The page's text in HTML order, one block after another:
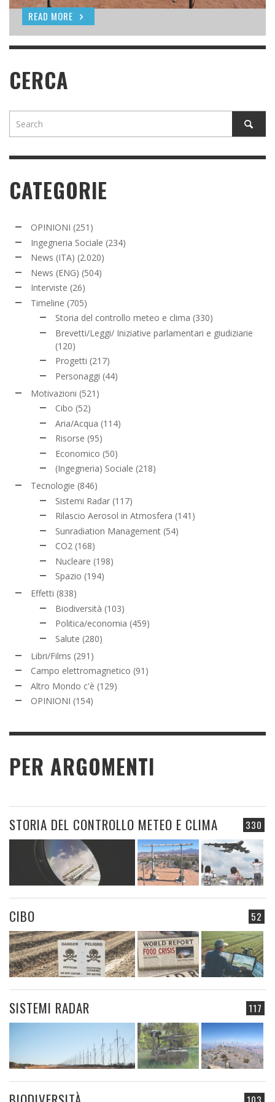
READ MORE
READ MORE
CERCA
CATEGORIE
OPINIONI (251)
Ingegneria Sociale (234)
News (ITA) (2.020)
News (ENG) (504)
Interviste (26)
Timeline (705)
Storia del controllo meteo e clima (330)
Brevetti/Leggi/ Iniziative parlamentari e giudiziarie
(120)
Progetti (217)
Personaggi (44)
Motivazioni (521)
Cibo (52)
Aria/Acqua (114)
Risorse (95)
Economico (50)
(Ingegneria) Sociale (218)
Tecnologie (846)
Sistemi Radar (117)
Rilascio Aerosol in Atmosfera (141)
Sunradiation Management (54)
CO2 (168)
Nucleare (198)
Spazio (194)
Effetti (838)
Biodiversità (103)
Politica/economia (459)
Salute (280)
Libri/Films (291)
Campo elettromagnetico (91)
Altro Mondo c'è (129)
OPINIONI (154)
PER ARGOMENTI
330
STORIA DEL CONTROLLO METEO E CLIMA
52
CIBO
117
SISTEMI RADAR